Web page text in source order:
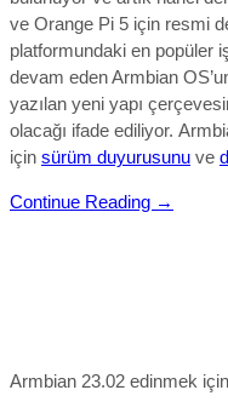
ve Orange Pi 5 için resmi
platformundaki en popüler
devam eden Armbian
yazılan yeni yapı
olacağı ifade ediliyor.
için sürüm duyurusunu ve
Continue Reading →
Armbian 23.02 edinmek